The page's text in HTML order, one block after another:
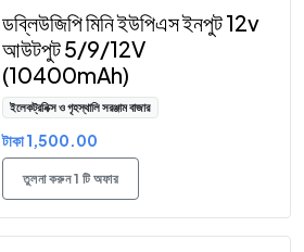
ডব্লিউজিপি মিনি ইউপিএস ইনপুট 12v
আউটপুট 5/9/12V
(10400mAh)
ইলেকট্রনিক্স ও গৃহস্থালি সরঞ্জাম বাজার
টাকা 1,500.00
তুলনা করুন 1 টি অফার